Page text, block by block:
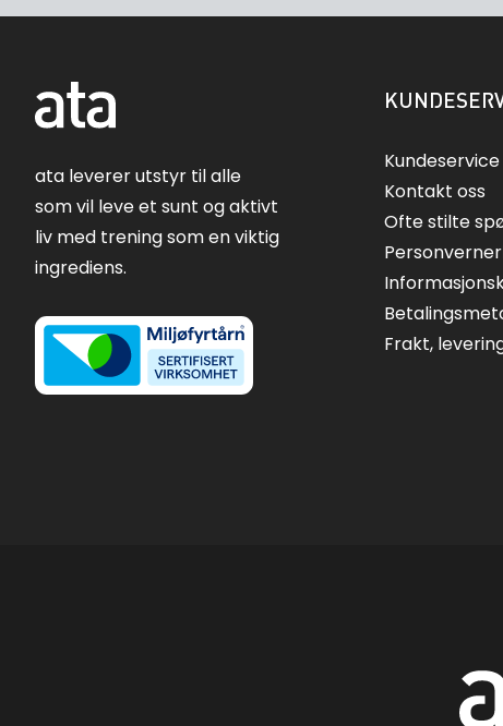
ata leverer utstyr til alle
som vil leve et sunt og aktivt
liv med trening som en viktig
ingrediens.
Kundeservice
Kontakt oss
Ofte stilte
Frakt,